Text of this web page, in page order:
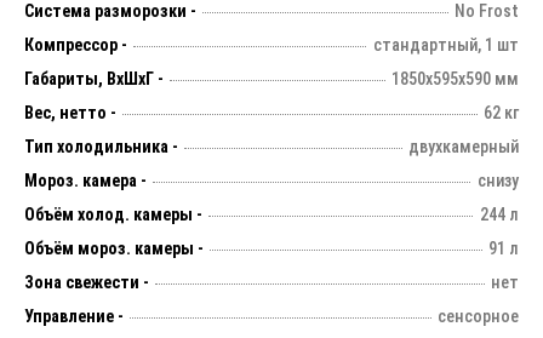
Система разморозки -
No Frost
Компрессор -
стандартный, 1 шт
Габариты, ВхШхГ -
1850х595х590 мм
Вес, нетто -
62 кг
Тип холодильника -
двухкамерный
Мороз. камера -
снизу
Объём холод. камеры -
244 л
Объём мороз. камеры -
91 л
Зона свежести -
нет
Управление -
сенсорное